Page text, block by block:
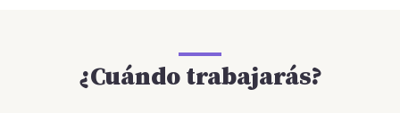
¿Cuándo trabajarás?